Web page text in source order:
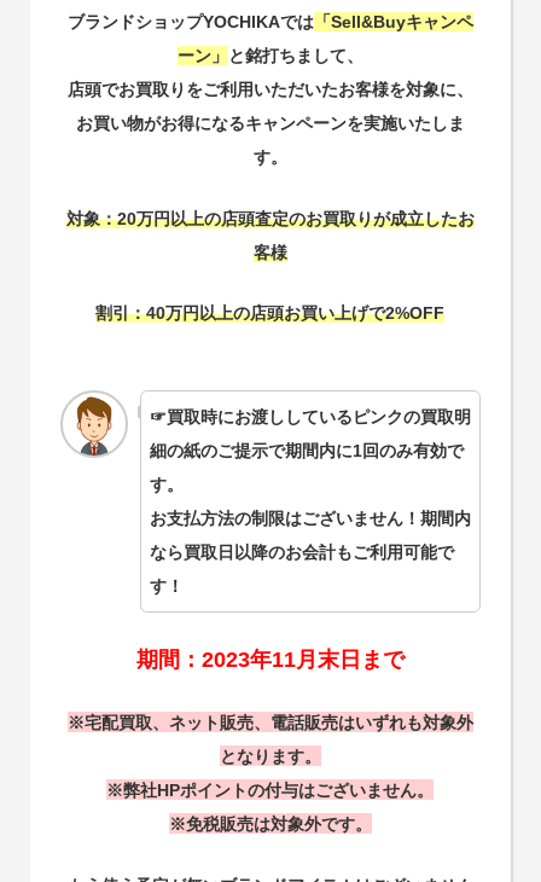
ブランドショップYOCHIKAでは「Sell&Buyキャンペ
ーン」 と銘打ちまして、
店頭でお買取りをご利用いただいたお客様を対象に、
お買い物がお得になるキャンペーンを実施いたしま
す。
対象：20万円以上の店頭査定のお買取りが成立したお
客様
割引：40万円以上の店頭お買い上げで2%OFF
☞買取時にお渡ししているピンクの買取明
細の紙のご提示で期間内に1回のみ有効で
す。
お支払方法の制限はございません！期間内
なら買取日以降のお会計もご利用可能で
す！
期間：2023年11月末日まで
※宅配買取、ネット販売、電話販売はいずれも対象外
となります。
※弊社HPポイントの付与はございません。
※免税販売は対象外です。